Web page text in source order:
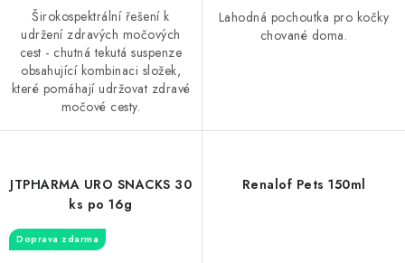
Širokospektrální řešení k
udržení zdravých močových
cest - chutná tekutá suspenze
obsahující kombinaci složek,
které pomáhají udržovat zdravé
močové cesty.
Lahodná pochoutka pro kočky
chované doma.
JTPHARMA URO SNACKS 30
ks po 16g
Doprava zdarma
Renalof Pets 150ml